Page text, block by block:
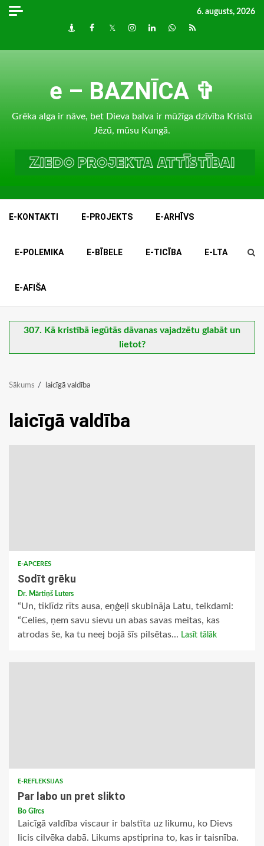
Skip
6. augusts, 2026
DraugiemFacebook
TwitterInstagram
LinkedInwhatsapp
RSS
e – BAZNĪCA ✞
Grēka alga ir nāve, bet Dieva balva ir mūžīga dzīvība Kristū
Jēzū, mūsu Kungā.
E-KONTAKTI E-PROJEKTS E-ARHĪVS
E-POLEMIKA E-BĪBELE E-TICĪBA E-LTA
E-AFIŠA
307. Kā kristībā iegūtās dāvanas vajadzētu glabāt un
lietot?
Sākums laicīgā valdība
laicīgā valdība
E-APCERES
Sodīt grēku
Dr. Mārtiņš Luters
“Un, tiklīdz rīts ausa, eņģeļi skubināja Latu, teikdami:
“Celies, ņem savu sievu un abas savas meitas, kas
atrodas še, ka tu neej bojā šīs pilsētas... Lasīt tālāk
E-REFLEKSIJAS
Par labo un pret slikto
Bo Gīrcs
Laicīgā valdība viscaur ir balstīta uz likumu, ko Dievs
licis cilvēka dabā. Likums apstiprina to, kas ir taisnība.